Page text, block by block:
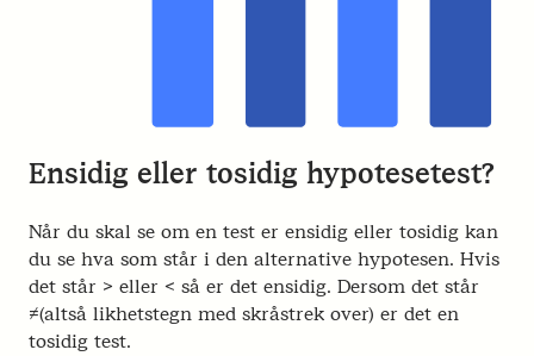
Ensidig eller tosidig hypotesetest?
Når du skal se om en test er ensidig eller tosidig kan
du se hva som står i den alternative hypotesen. Hvis
det står > eller < så er det ensidig. Dersom det står
≠(altså likhetstegn med skråstrek over) er det en
tosidig test.